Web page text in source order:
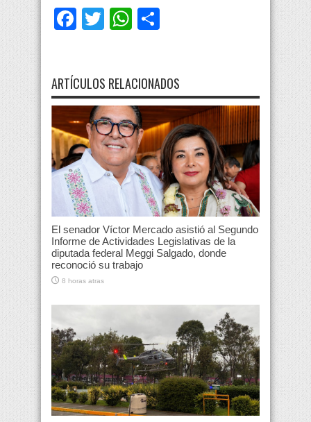
Facebook
TwitterWhatsApp
ARTÍCULOS RELACIONADOS
El senador Víctor Mercado asistió al Segundo
Informe de Actividades Legislativas de la
diputada federal Meggi Salgado, donde
reconoció su trabajo
8 horas atras